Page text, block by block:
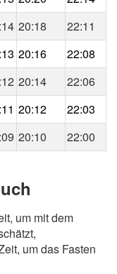
20:18
22:11
20:16
22:08
20:14
22:06
20:12
22:03
20:10 22:00
um mit dem
um das Fasten